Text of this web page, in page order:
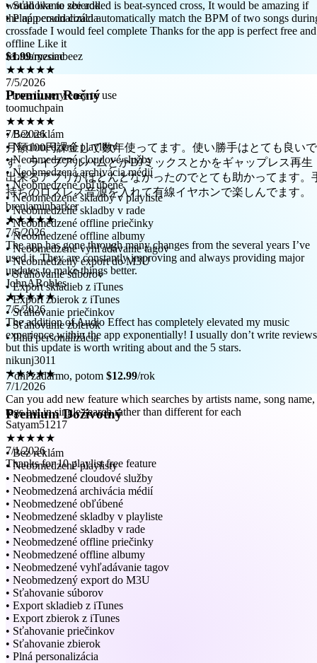
crossfade I would feel complete Thanks for the app is perfect free and
offline Like it
februaryzombeez
★★★★★
7/5/2026
I love it, very easy to use
toomuchpain
★★★★★
7/5/2026
月額100円課金して数年使ってます。使い勝手はとても良いで
す。ライブアルバムとかDJミックスとかをギャップレス再生
出来るアプリがほとんどなかったのでとても助かってます。
持ちのロスレス音源を入れて有線イヤホンで楽しんでます。
brenjaminbarker
★★★★★
7/5/2026
The app has gone through many changes from the several years I’ve
used it. They are constantly improving and always providing major
updates to make things better.
JohnARobles
★★★★★
7/5/2026
The addition of Audio Effect has completely elevated my music
experience within the app exponentially! I usually don’t write
but this update is worth writing about and the 5 stars.
nikunj3011
★★★★★
7/1/2026
Can you add new feature which searches by artists name, song name,
tags but in single search rather than different for each
Satyam51217
★★★★★
7/1/2026
Thanks for 10 playlist free feature
• Sťahovanie zbierok
• Plná personalizácia
$1.99/mesiac
Premium Ročný
• Bez reklám
• Neobmedzené playlisty
• Neobmedzené cloudové služby
• Neobmedzená archivácia médií
• Neobmedzené obľúbené
• Neobmedzené skladby v playliste
• Neobmedzené skladby v rade
• Neobmedzené offline priečinky
• Neobmedzené offline albumy
• Neobmedzené vyhľadávanie tagov
• Neobmedzený export do M3U
• Sťahovanie súborov
• Export skladieb z iTunes
• Export zbierok z iTunes
• Sťahovanie priečinkov
• Sťahovanie zbierok
• Plná personalizácia
7 dní zadarmo, potom $12.99/rok
Premium Doživotný
• Bez reklám
• Neobmedzené playlisty
• Neobmedzené cloudové služby
• Neobmedzená archivácia médií
• Neobmedzené obľúbené
• Neobmedzené skladby v playliste
• Neobmedzené skladby v rade
• Neobmedzené offline priečinky
• Neobmedzené offline albumy
• Neobmedzené vyhľadávanie tagov
• Neobmedzený export do M3U
• Sťahovanie súborov
• Export skladieb z iTunes
• Export zbierok z iTunes
• Sťahovanie priečinkov
• Sťahovanie zbierok
• Plná personalizácia